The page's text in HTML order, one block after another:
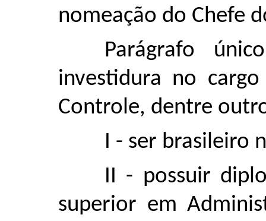
nomeação do Chefe
Parágrafo
investidura no
Controle, dentre
I - ser brasileiro
II - possuir
superior em